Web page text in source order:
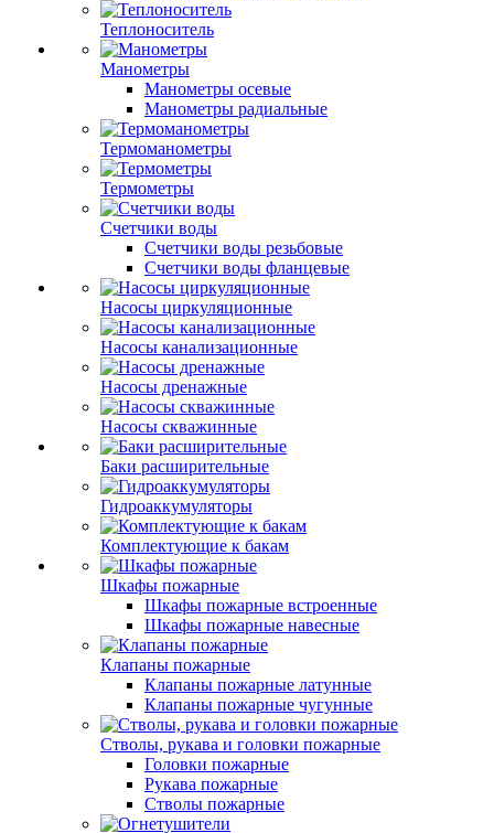
Теплоноситель
Манометры
Манометры осевые
Манометры радиальные
Термоманометры
Термометры
Счетчики воды
Счетчики воды резьбовые
Счетчики воды фланцевые
Насосы циркуляционные
Насосы канализационные
Насосы дренажные
Насосы скважинные
Баки расширительные
Гидроаккумуляторы
Комплектующие к бакам
Шкафы пожарные
Шкафы пожарные встроенные
Шкафы пожарные навесные
Клапаны пожарные
Клапаны пожарные латунные
Клапаны пожарные чугунные
Стволы, рукава и головки пожарные
Головки пожарные
Рукава пожарные
Стволы пожарные